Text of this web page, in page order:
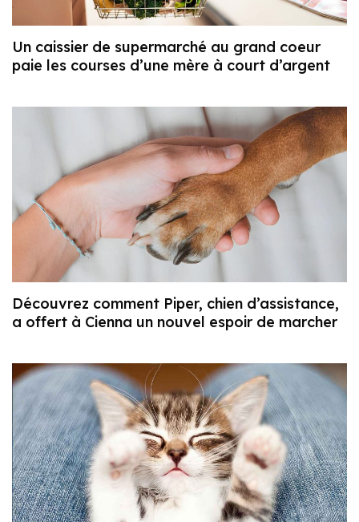
Un caissier de supermarché au grand coeur
paie les courses d’une mère à court d’argent
Découvrez comment Piper, chien d’assistance,
a offert à Cienna un nouvel espoir de marcher